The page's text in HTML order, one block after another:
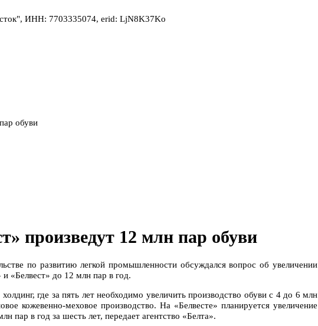
ИНН: 7703335074, erid: LjN8K37Ko
обуви
произведут 12 млн пар обуви
по развитию легкой промышленности обсуждался вопрос об увеличении
«Белвест» до 12 млн пар в год.
где за пять лет необходимо увеличить производство обуви с 4 до 6 млн
кожевенно-меховое производство. На «Белвесте» планируется увеличение
пар в год за шесть лет, передает агентство «Белта».